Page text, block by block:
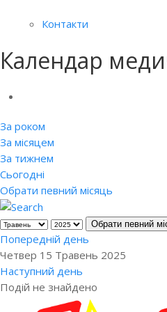
Контакти
Календар
За роком
За місяцем
За тижнем
Сьогодні
Обрати певний місяць
Обрати певний
Попередній день
Четвер 15 Травень 2025
Наступний день
Подій не знайдено